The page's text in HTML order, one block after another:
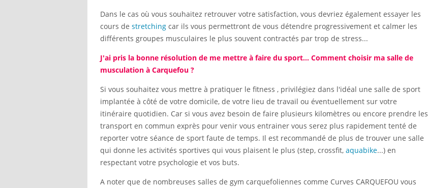
Dans le cas où vous souhaitez retrouver votre satisfaction, vous devriez également essayer les
cours de stretching car ils vous permettront de vous détendre progressivement et calmer les
différents groupes musculaires le plus souvent contractés par trop de stress...
J'ai pris la bonne résolution de me mettre à faire du sport... Comment choisir ma salle de
musculation à Carquefou ?
Si vous souhaitez vous mettre à pratiquer le fitness , privilégiez dans l'idéal une salle de sport
implantée à côté de votre domicile, de votre lieu de travail ou éventuellement sur votre
itinéraire quotidien. Car si vous avez besoin de faire plusieurs kilomètres ou encore prendre les
transport en commun exprès pour venir vous entrainer vous serez plus rapidement tenté de
reporter votre séance de sport faute de temps. Il est recommandé de plus de trouver une salle
qui donne les activités sportives qui vous plaisent le plus (step, crossfit, aquabike...) en
respectant votre psychologie et vos buts.
A noter que de nombreuses salles de gym carquefoliennes comme Curves CARQUEFOU vous